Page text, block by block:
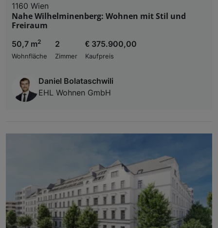
1160 Wien
Nahe Wilhelminenberg: Wohnen mit Stil und
Freiraum
50,7 m2
Wohnfläche
2
Zimmer
€ 375.900,00
Kaufpreis
Daniel Bolataschwili
EHL Wohnen GmbH